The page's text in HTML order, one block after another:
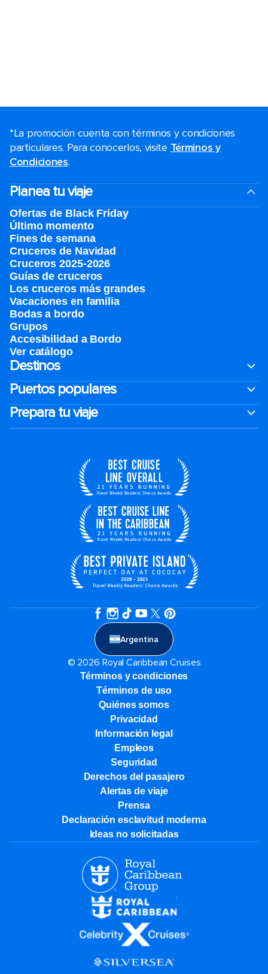
*La promoción cuenta con términos y condiciones
particulares. Para conocerlos, visite Términos y
Condiciones.
Planea tu viaje
Ofertas de Black Friday
Último momento
Fines de semana
Cruceros de Navidad
Cruceros 2025-2026
Guías de cruceros
Los cruceros más grandes
Vacaciones en familia
Bodas a bordo
Grupos
Accesibilidad a Bordo
Ver catálogo
Destinos
Puertos populares
Prepara tu viaje
Argentina
© 2026 Royal Caribbean Cruises
Términos y condiciones
Términos de uso
Quiénes somos
Privacidad
Información legal
Empleos
Seguridad
Derechos del pasajero
Alertas de viaje
Prensa
Declaración esclavitud moderna
Ideas no solicitadas